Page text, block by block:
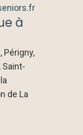
à
Périgny,
Saint-
de La